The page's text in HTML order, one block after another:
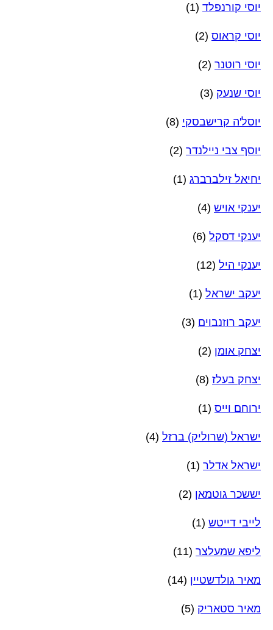
יוסי קורנפלד (1)
יוסי קראוס (2)
יוסי רוטנר (2)
יוסי שנעק (3)
יוסל'ה קרישבסקי (8)
יוסף צבי ניילנדר (2)
יחיאל זילברברג (1)
יענקי אויש (4)
יענקי דסקל (6)
יענקי היל (12)
יעקב ישראל (1)
יעקב רוזנבוים (3)
יצחק אומן (2)
יצחק בעלז (8)
ירוחם וייס (1)
ישראל (שרוליק) ברזל (4)
ישראל אדלר (1)
יששכר גוטמאן (2)
לייבי דייטש (1)
ליפא שמעלצר (11)
מאיר גולדשטיין (14)
מאיר סטאריק (5)